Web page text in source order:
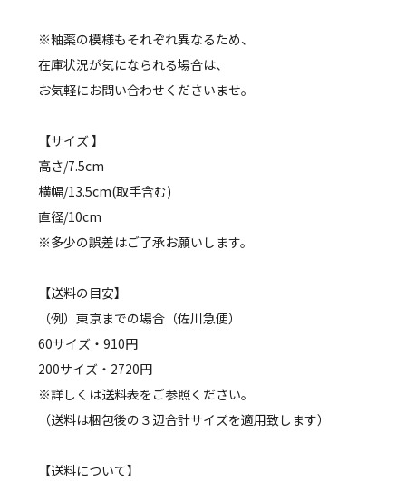
※釉薬の模様もそれぞれ異なるため、
在庫状況が気になられる場合は、
お気軽にお問い合わせくださいませ。
【サイズ 】
高さ/7.5cm
横幅/13.5cm(取手含む)
直径/10cm
※多少の誤差はご了承お願いします。
【送料の目安】
（例）東京までの場合（佐川急便）
60サイズ・910円
200サイズ・2720円
※詳しくは送料表をご参照ください。
（送料は梱包後の３辺合計サイズを適用致します）
【送料について】